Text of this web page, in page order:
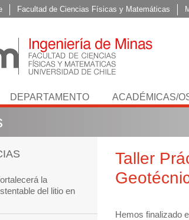
Facultad de Ciencias Físicas y Matemáticas
DEPARTAMENTO ACADÉMICAS/
la
del litio en
Taller
Hemos finalizado